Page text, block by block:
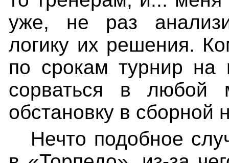
уже, не раз
логику их решения.
по срокам турнир на
сорваться в любой
обстановку в сборной
Нечто подобное